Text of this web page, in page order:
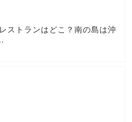
ストランはどこ？南の島は沖